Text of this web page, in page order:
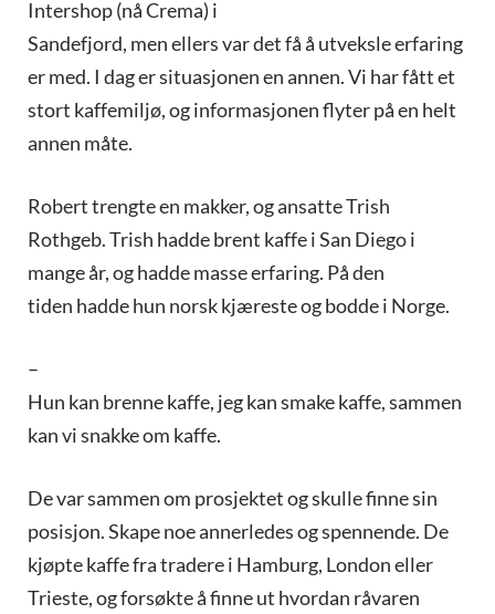
Intershop (nå Crema) i
Sandefjord, men ellers var det få å utveksle erfaring
er med. I dag er situasjonen en annen. Vi har fått et
stort kaffemiljø, og informasjonen flyter på en helt
annen måte.
Robert trengte en makker, og ansatte Trish
Rothgeb. Trish hadde brent kaffe i San Diego i
mange år, og hadde masse erfaring. På den
tiden hadde hun norsk kjæreste og bodde i Norge.
–
Hun kan brenne kaffe, jeg kan smake kaffe, sammen
kan vi snakke om kaffe.
De var sammen om prosjektet og skulle finne sin
posisjon. Skape noe annerledes og spennende. De
kjøpte kaffe fra tradere i Hamburg, London eller
Trieste, og forsøkte å finne ut hvordan råvaren